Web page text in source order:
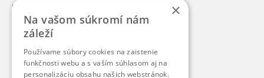
Náš príbeh
Kontakt
Kariéra
Blog
×
Na vašom súkromí nám
záleží
Používame súbory cookies na zaistenie
funkčnosti webu a s vaším súhlasom aj na
personalizáciu obsahu našich webstránok.